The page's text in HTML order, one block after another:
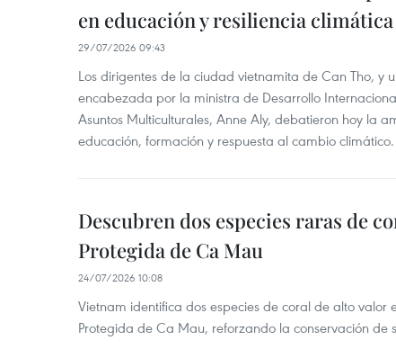
en educación y resiliencia climática
29/07/2026 09:43
Los dirigentes de la ciudad vietnamita de Can Tho, y
encabezada por la ministra de Desarrollo
Asuntos Multiculturales, Anne Aly, debatieron hoy la
educación, formación y respuesta al cambio climático.
Descubren dos especies raras de
Protegida de Ca Mau
24/07/2026 10:08
Vietnam identifica dos especies de coral de alto valor
Protegida de Ca Mau, reforzando la conservación de